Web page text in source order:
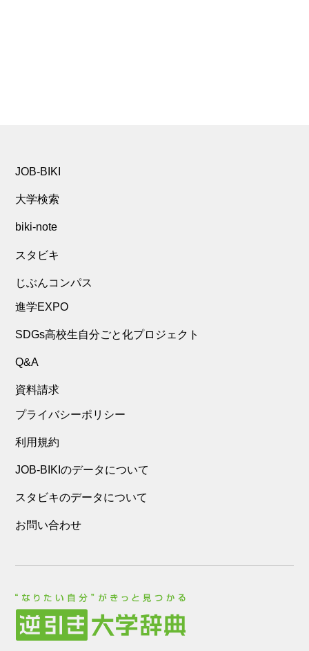
JOB-BIKI
大学検索
biki-note
スタビキ
じぶんコンパス
進学EXPO
SDGs高校生自分ごと化プロジェクト
Q&A
資料請求
プライバシーポリシー
利用規約
JOB-BIKIのデータについて
スタビキのデータについて
お問い合わせ